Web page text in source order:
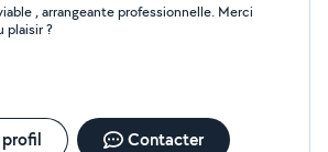
professionnelle. Merci
plaisir ?
Contacter